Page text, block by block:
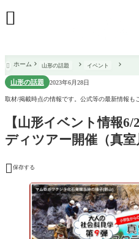

 ホーム 山形の話題 イベント
山形の話題 2023年6月28日
取材/掲載時点の情報です。公式等の最新情報も
【山形イベント情報
ディツアー開催（真室
 保存する